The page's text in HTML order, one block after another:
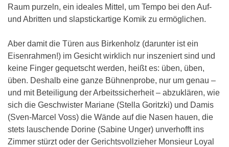
Raum purzeln, ein ideales Mittel, um Tempo bei den Auf-
und Abritten und slapstickartige Komik zu ermöglichen.
Aber damit die Türen aus Birkenholz (darunter ist ein
Eisenrahmen!) im Gesicht wirklich nur inszeniert sind und
keine Finger gequetscht werden, heißt es: üben, üben,
üben. Deshalb eine ganze Bühnenprobe, nur um genau –
und mit Beteiligung der Arbeitssicherheit – abzuklären, wie
sich die Geschwister Mariane (Stella Goritzki) und Damis
(Sven-Marcel Voss) die Wände auf die Nasen hauen, die
stets lauschende Dorine (Sabine Unger) unverhofft ins
Zimmer stürzt oder der Gerichtsvollzieher Monsieur Loyal